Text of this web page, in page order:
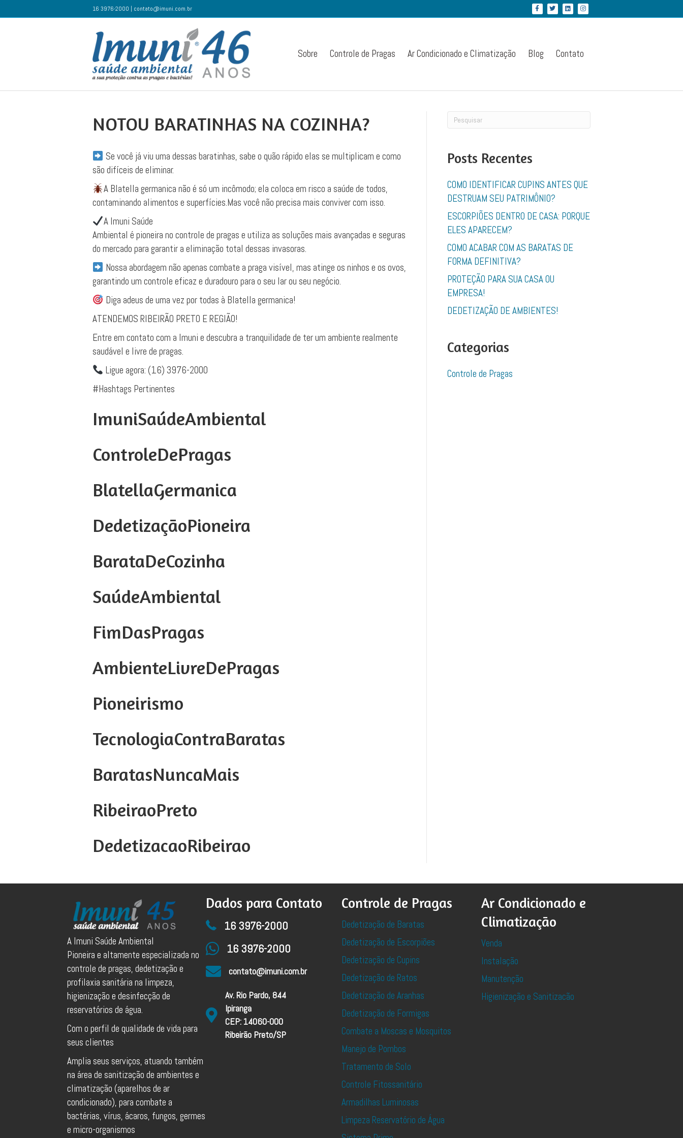
16 3976-2000 | contato@imuni.com.br FacebookTwitter Linkedin
Sobre Controle de Pragas Ar Condicionado e Climatização Blog Contato
NOTOU BARATINHAS NA COZINHA?
​Se você já viu uma dessas baratinhas, sabe o quão rápido elas se multiplicam e como
são difíceis de eliminar.
A Blatella germanica não é só um incômodo; ela coloca em risco a saúde de todos,
contaminando alimentos e superfícies.​Mas você não precisa mais conviver com isso.
​A Imuni Saúde
Ambiental é pioneira no controle de pragas e utiliza as soluções mais avançadas e seguras
do mercado para garantir a eliminação total dessas invasoras.
​Nossa abordagem não apenas combate a praga visível, mas atinge os ninhos e os ovos,
garantindo um controle eficaz e duradouro para o seu lar ou seu negócio.
Diga adeus de uma vez por todas à Blatella germanica!
​ATENDEMOS RIBEIRÃO PRETO E REGIÃO!
Entre em contato com a Imuni e descubra a tranquilidade de ter um ambiente realmente
saudável e livre de pragas.
Ligue agora: (16) 3976-2000
​#Hashtags Pertinentes
ImuniSaúdeAmbiental
ControleDePragas
BlatellaGermanica
DedetizaçãoPioneira
BarataDeCozinha
SaúdeAmbiental
FimDasPragas
AmbienteLivreDePragas
Pioneirismo
TecnologiaContraBaratas
BaratasNuncaMais
RibeiraoPreto
DedetizacaoRibeirao
Posts Recentes
COMO IDENTIFICAR CUPINS ANTES QUE
DESTRUAM SEU PATRIMÔNIO?
ESCORPIÕES DENTRO DE CASA: PORQUE
ELES APARECEM?
COMO ACABAR COM AS BARATAS DE
FORMA DEFINITIVA?
PROTEÇÃO PARA SUA CASA OU
EMPRESA!
DEDETIZAÇÃO DE AMBIENTES!
Categorias
Controle de Pragas
A Imuni Saúde Ambiental
Pioneira e altamente especializada no
controle de pragas, dedetização e
profilaxia sanitária na limpeza,
higienização e desinfecção de
reservatórios de água.
Com o perfil de qualidade de vida para
seus clientes
Amplia seus serviços, atuando também
na área de sanitização de ambientes e
climatização (aparelhos de ar
condicionado), para combate a
bactérias, vírus, ácaros, fungos, germes
e micro-organismos
Dados para Contato
16 3976-2000
16 3976-2000
contato@imuni.com.br
Av. Rio Pardo, 844
Ipiranga
CEP: 14060-000
Ribeirão Preto/SP
Controle de Pragas
Dedetização de Baratas
Dedetização de Escorpiões
Dedetização de Cupins
Dedetização de Ratos
Dedetização de Aranhas
Dedetização de Formigas
Combate a Moscas e Mosquitos
Manejo de Pombos
Tratamento de Solo
Controle Fitossanitário
Armadilhas Luminosas
Limpeza Reservatório de Água
Ar Condicionado e
Climatização
Venda
Instalação
Manutenção
Higienização e Sanitizacão